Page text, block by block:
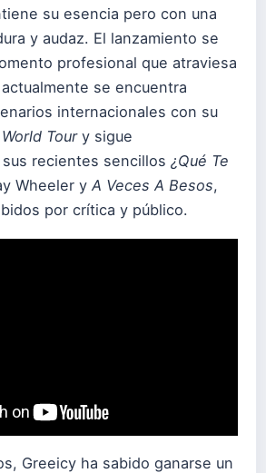
su esencia pero con una
y audaz. El lanzamiento se
profesional que atraviesa
se encuentra
internacionales con su
Toury sigue
recientes sencillos ¿Qué Te
Wheeler y A Veces A Besos,
por crítica y público.
Greeicy ha sabido ganarse un